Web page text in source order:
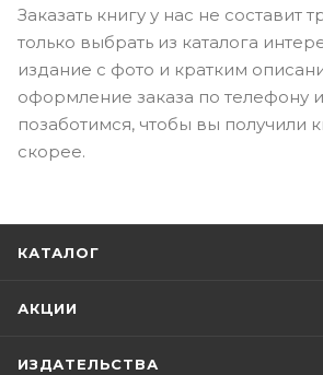
Заказать книгу у нас не составит
только выбрать из каталога
издание с фото и кратким
оформление заказа по телефону
позаботимся, чтобы вы получили
скорее.
КАТАЛОГ
АКЦИИ
ИЗДАТЕЛЬСТВА